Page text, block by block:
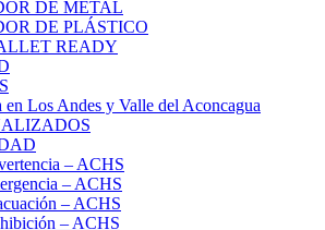
DE METAL
DE PLÁSTICO
READY
en Los Andes y Valle del Aconcagua
– ACHS
– ACHS
– ACHS
– ACHS